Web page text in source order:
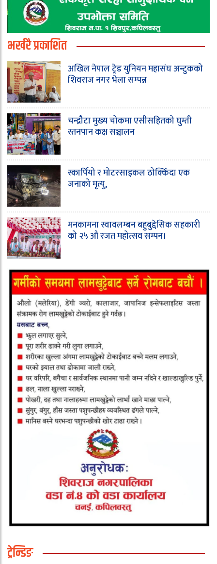
भर्खरै प्रकाशित
अखिल नेपाल ट्रेड युनियन महासंघ अन्टुकको
शिवराज नगर भेला सम्पन्न
चन्द्रौटा मुख्य चोकमा एसीसहितको घुम्ती
स्तनपान कक्ष सञ्चालन
स्कार्पियो र मोटरसाइकल ठोक्किँदा एक
जनाको मृत्यु,
मनकामना स्वावलम्बन बहुबुद्देसिक सहकारी
को २५ औ रजत महोत्सव सम्पन।
ट्रेन्डिङ